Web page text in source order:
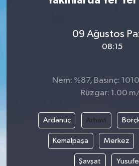
09 Ağustos
08:15
Nem: %87, Basınç:
Rüzgar: 1.00
Ardanuç Arhavi
Kemalpaşa Merkez
Şavşat